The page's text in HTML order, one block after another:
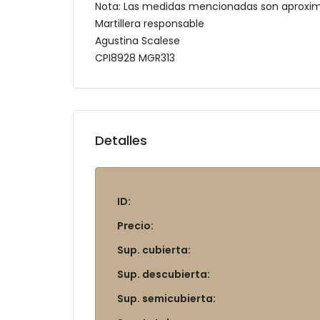
Nota: Las medidas mencionadas son
Martillera responsable
Agustina Scalese
CPI8928 MGR313
Detalles
ID:
Precio:
Sup. cubierta:
Sup. descubierta:
Sup. semicubierta: